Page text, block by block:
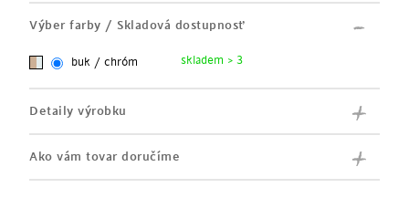
Výber farby / Skladová dostupnosť
buk / chróm skladem > 3
Detaily výrobku
Ako vám tovar doručíme